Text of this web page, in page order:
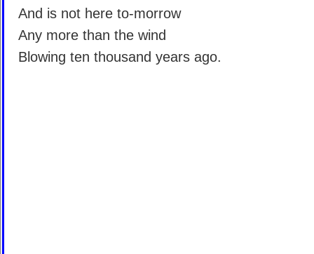
And is not here to-morrow
Any more than the wind
Blowing ten thousand years ago.